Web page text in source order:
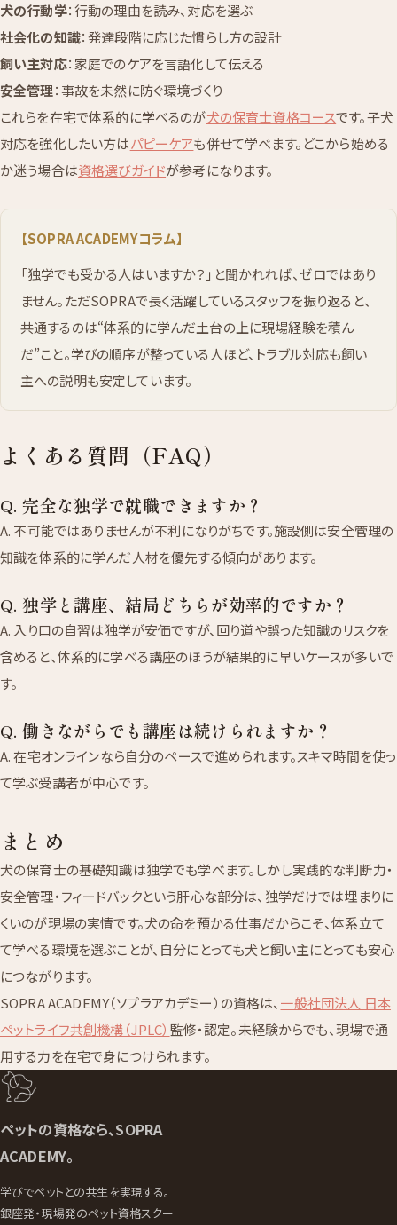
犬の行動学：行動の理由を読み、対応を選ぶ
社会化の知識：発達段階に応じた慣らし方の設計
飼い主対応：家庭でのケアを言語化して伝える
安全管理：事故を未然に防ぐ環境づくり
これらを在宅で体系的に学べるのが犬の保育士資格コースです。子犬
対応を強化したい方はパピーケアも併せて学べます。どこから始める
か迷う場合は資格選びガイドが参考になります。
【SOPRA ACADEMYコラム】
「独学でも受かる人はいますか？」と聞かれれば、ゼロではあり
ません。ただSOPRAで長く活躍しているスタッフを振り返ると、
共通するのは“体系的に学んだ土台の上に現場経験を積ん
だ”こと。学びの順序が整っている人ほど、トラブル対応も飼い
主への説明も安定しています。
よくある質問（FAQ）
Q. 完全な独学で就職できますか？
A. 不可能ではありませんが不利になりがちです。施設側は安全管理の
知識を体系的に学んだ人材を優先する傾向があります。
Q. 独学と講座、結局どちらが効率的ですか？
A. 入り口の自習は独学が安価ですが、回り道や誤った知識のリスクを
含めると、体系的に学べる講座のほうが結果的に早いケースが多いで
す。
Q. 働きながらでも講座は続けられますか？
A. 在宅オンラインなら自分のペースで進められます。スキマ時間を使っ
て学ぶ受講者が中心です。
まとめ
犬の保育士の基礎知識は独学でも学べます。しかし実践的な判断力・
安全管理・フィードバックという肝心な部分は、独学だけでは埋まりに
くいのが現場の実情です。犬の命を預かる仕事だからこそ、体系立て
て学べる環境を選ぶことが、自分にとっても犬と飼い主にとっても安心
につながります。
SOPRA ACADEMY（ソプラアカデミー）の資格は、 一般社団法人 日本
ペットライフ共創機構（JPLC） 監修・認定。未経験からでも、現場で通
用する力を在宅で身につけられます。
ペットの資格なら、SOPRA
ACADEMY。
学びでペットとの共生を実現する。
銀座発・現場発のペット資格スクー